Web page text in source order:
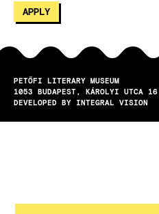
PETŐFI LITERARY MUSEUM
1053
BUDAPEST
KÁROLYI UTCA 16.
DEVELOPED BY INTEGRAL VISION